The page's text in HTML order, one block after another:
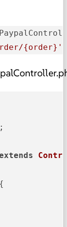
{order}'
;
{